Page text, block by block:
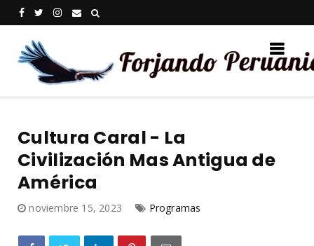
Cultura Caral - La
Civilización Mas Antigua de
América
noviembre 15, 2023 Programas